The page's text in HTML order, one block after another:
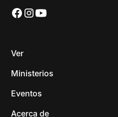
Ver
Ministerios
Eventos
Acerca de